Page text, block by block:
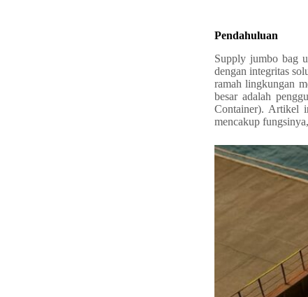
Pendahuluan
Supply jumbo bag
dengan integritas
ramah lingkungan
besar adalah
Container). Artikel
mencakup